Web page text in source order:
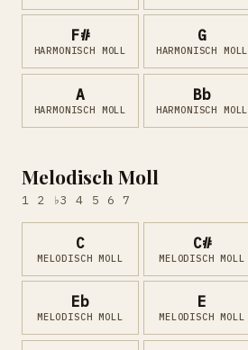
F#
HARMONISCH MOLL
G
HARMONISCH MOLL
A
HARMONISCH MOLL
Bb
HARMONISCH MOLL
Melodisch Moll
1 2 ♭3 4 5 6 7
C
MELODISCH MOLL
C#
MELODISCH MOLL
Eb
MELODISCH MOLL
E
MELODISCH MOLL